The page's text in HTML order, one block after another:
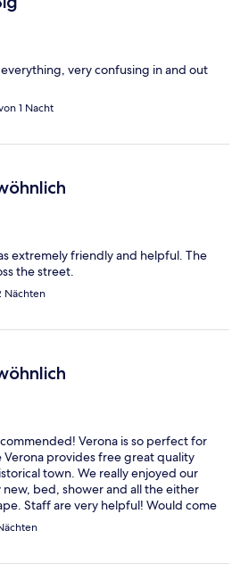
very confusing in and out
1 Nacht
extremely friendly and helpful. The
the street.
Nächten
Verona is so perfect for
Verona provides free great quality
town. We really enjoyed our
bed, shower and all the either
Staff are very helpful! Would come